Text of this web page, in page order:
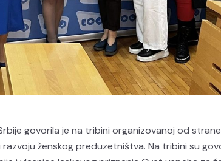
Srbije govorila je na tribini organizovanoj od
ženskog preduzetništva. Na tribini su